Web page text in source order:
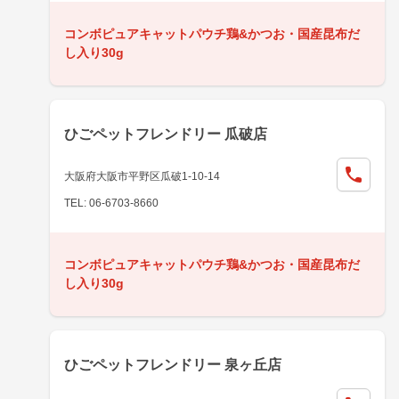
コンボピュアキャットパウチ鶏&かつお・国産昆布だ
し入り30g
ひごペットフレンドリー 瓜破店
大阪府大阪市平野区瓜破1-10-14
TEL: 06-6703-8660
コンボピュアキャットパウチ鶏&かつお・国産昆布だ
し入り30g
ひごペットフレンドリー 泉ヶ丘店